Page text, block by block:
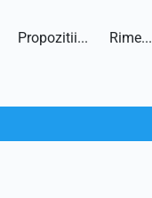
Propozitii... Rime...